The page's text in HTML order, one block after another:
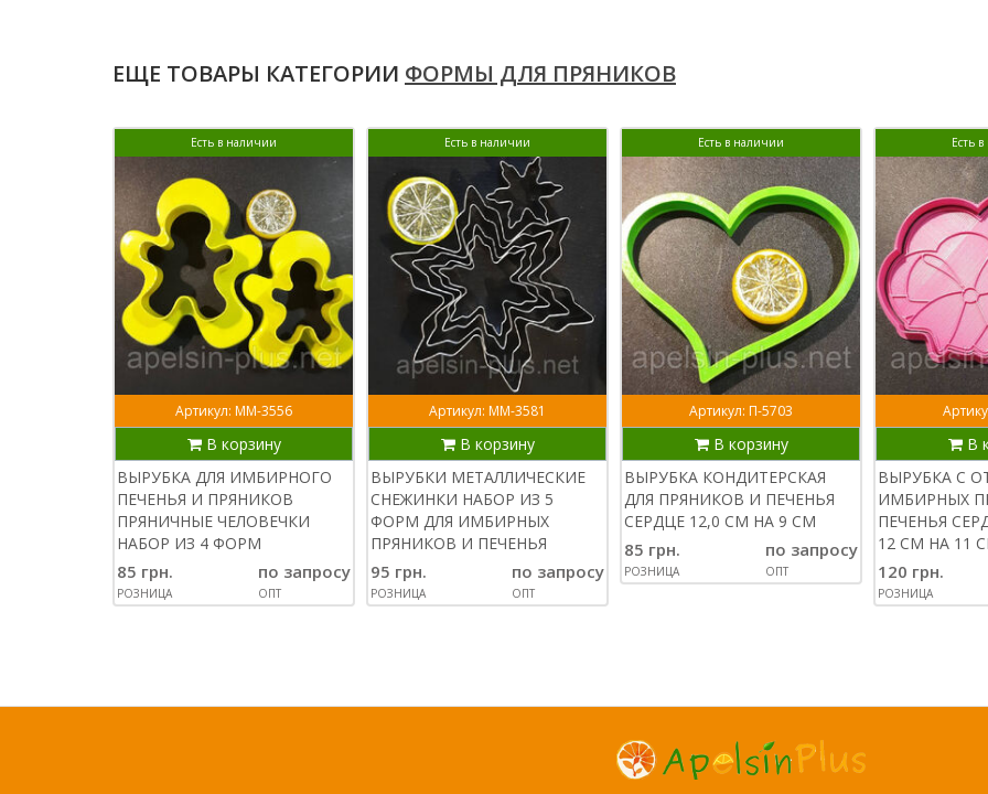
ЕЩЕ ТОВАРЫ КАТЕГОРИИ ФОРМЫ ДЛЯ ПРЯНИКОВ
Есть в наличии
Артикул: ММ-3556
В корзину
ВЫРУБКА ДЛЯ ИМБИРНОГО
ПЕЧЕНЬЯ И ПРЯНИКОВ
ПРЯНИЧНЫЕ ЧЕЛОВЕЧКИ
НАБОР ИЗ 4 ФОРМ
85 грн.
РОЗНИЦА
по запросу
ОПТ
Есть в наличии
Артикул: ММ-3581
В корзину
ВЫРУБКИ МЕТАЛЛИЧЕСКИЕ
СНЕЖИНКИ НАБОР ИЗ 5
ФОРМ ДЛЯ ИМБИРНЫХ
ПРЯНИКОВ И ПЕЧЕНЬЯ
95 грн.
РОЗНИЦА
по запросу
ОПТ
Есть в наличии
Артикул: П-5703
В корзину
ВЫРУБКА КОНДИТЕРСКАЯ
ДЛЯ ПРЯНИКОВ И ПЕЧЕНЬЯ
СЕРДЦЕ 12,0 СМ НА 9 СМ
85 грн.
РОЗНИЦА
по запросу
ОПТ
Есть
В
ВЫРУБКА С
ИМБИРНЫХ
ПЕЧЕНЬЯ
12 СМ НА 11
120 грн.
РОЗНИЦА